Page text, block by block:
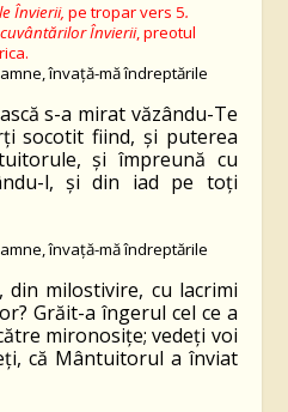
Învierii,pe tropar vers 5.
Învierii, preotul
învață-mă îndreptările
s-a mirat văzându-Te
socotit fiind, și puterea
și împreună cu
l, și din iad pe toți
învață-mă îndreptările
milostivire, cu lacrimi
Grăit-a îngerul cel ce a
mironosițe; vedeți voi
că Mântuitorul a înviat